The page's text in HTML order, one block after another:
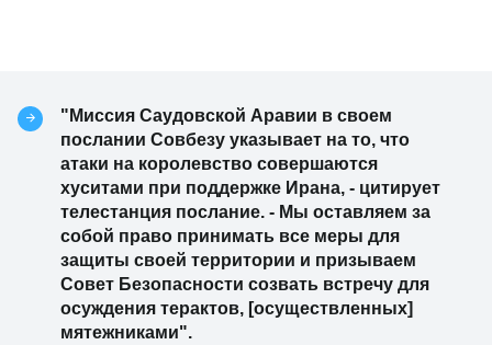
"Миссия Саудовской Аравии в своем
послании Совбезу указывает на то, что
атаки на королевство совершаются
хуситами при поддержке Ирана, - цитирует
телестанция послание. - Мы оставляем за
собой право принимать все меры для
защиты своей территории и призываем
Совет Безопасности созвать встречу для
осуждения терактов, [осуществленных]
мятежниками".